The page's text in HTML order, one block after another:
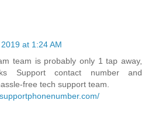
at 1:24 AM
team is probably only 1 tap away,
Support contact number and
free tech support team.